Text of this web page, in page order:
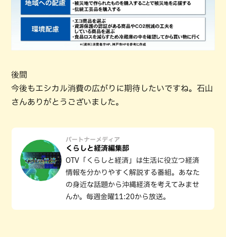
後間
今後もエシカル消費の広がりに期待したいですね。石山
さんありがとうございました。
パートナーメディア
くらしと経済編集部
OTV「くらしと経済」は生活に役立つ経済
情報を分かりやすく解説する番組。あなた
の身近な話題から沖縄経済を考えてみませ
んか。毎週金曜11:20から放送。